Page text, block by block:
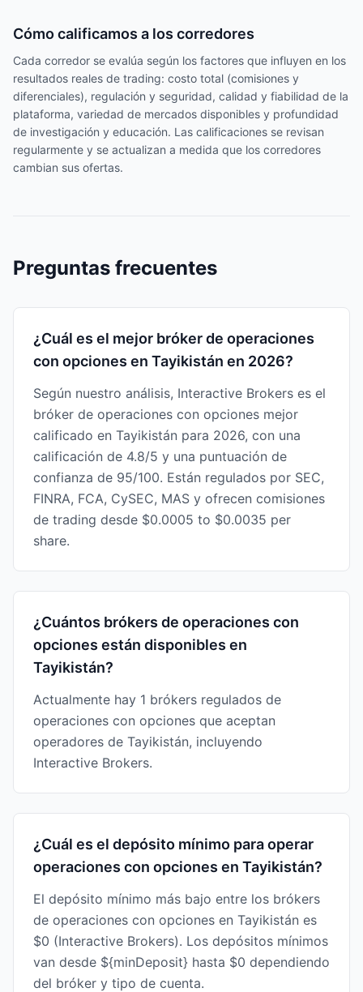
Cómo calificamos a los corredores
Cada corredor se evalúa según los factores que influyen en los
resultados reales de trading: costo total (comisiones y
diferenciales), regulación y seguridad, calidad y fiabilidad de la
plataforma, variedad de mercados disponibles y profundidad
de investigación y educación. Las calificaciones se revisan
regularmente y se actualizan a medida que los corredores
cambian sus ofertas.
Preguntas frecuentes
¿Cuál es el mejor bróker de operaciones
con opciones en Tayikistán en 2026?
Según nuestro análisis, Interactive Brokers es el
bróker de operaciones con opciones mejor
calificado en Tayikistán para 2026, con una
calificación de 4.8/5 y una puntuación de
confianza de 95/100. Están regulados por SEC,
FINRA, FCA, CySEC, MAS y ofrecen comisiones
de trading desde $0.0005 to $0.0035 per
share.
¿Cuántos brókers de operaciones con
opciones están disponibles en
Tayikistán?
Actualmente hay 1 brókers regulados de
operaciones con opciones que aceptan
operadores de Tayikistán, incluyendo
Interactive Brokers.
¿Cuál es el depósito mínimo para operar
operaciones con opciones en Tayikistán?
El depósito mínimo más bajo entre los brókers
de operaciones con opciones en Tayikistán es
$0 (Interactive Brokers). Los depósitos mínimos
van desde ${minDeposit} hasta $0 dependiendo
del bróker y tipo de cuenta.